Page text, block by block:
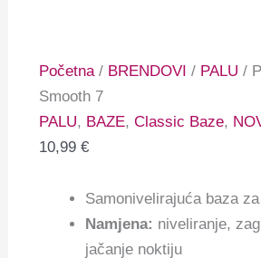
Početna / BRENDOVI / PALU /
Smooth 7
PALU, BAZE,Classic Baze,
10,99€
Samonivelirajuća baza
Namjena: niveliranje,
jačanje noktiju